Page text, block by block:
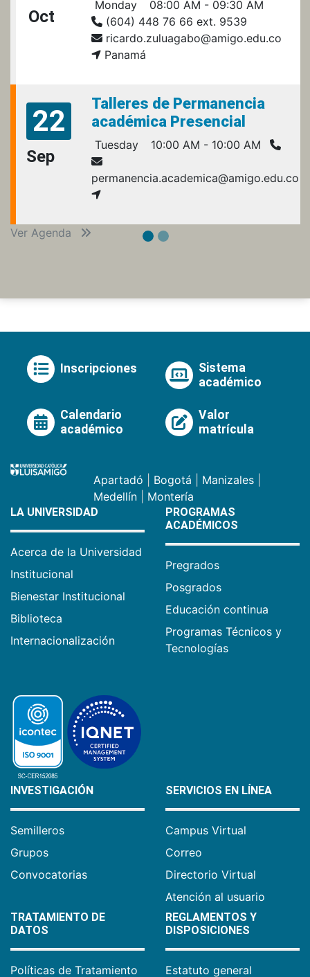
Oct
Monday
08:00 AM - 09:30 AM
(604) 448 76 66 ext. 9539
ricardo.zuluagabo@amigo.edu.co
Panamá
22
Sep
Talleres de Permanencia
académica Presencial
Tuesday 10:00 AM - 10:00 AM
permanencia.academica@amigo.edu.co
Ver Agenda
Inscripciones
Sistema
académico
Calendario
académico
Valor
matrícula
Apartadó Bogotá Manizales
Medellín
Montería
LA UNIVERSIDAD
Acerca de la Universidad
Institucional
Bienestar Institucional
Biblioteca
Internacionalización
PROGRAMAS
ACADÉMICOS
Pregrados
Posgrados
Educación continua
Programas Técnicos y
Tecnologías
INVESTIGACIÓN
Semilleros
Grupos
Convocatorias
SERVICIOS EN LÍNEA
Campus Virtual
Correo
Directorio Virtual
Atención al usuario
TRATAMIENTO DE
DATOS
Políticas de Tratamiento
REGLAMENTOS Y
DISPOSICIONES
Estatuto general